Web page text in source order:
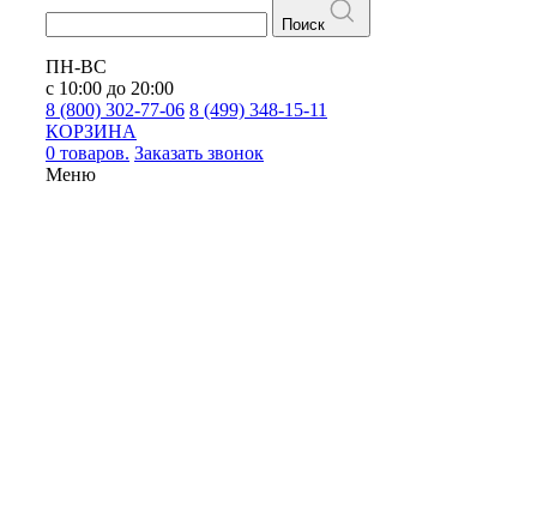
Поиск
ПН-ВС
с 10:00 до 20:00
8 (800) 302-77-06 8 (499) 348-15-11
КОРЗИНА
0 товаров. Заказать звонок
Меню